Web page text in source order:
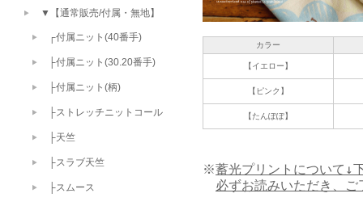
カラー
【イエロー】
【ピンク】
【たんぽぽ】
※蓄光プリントについて↓
必ずお読みいただき、
▼【通常販売/付属・無地】
┌付属ニット(40番手)
├付属ニット(30.20番手)
├付属ニット(柄)
├ストレッチニットコール
├天竺
├スラブ天竺
├スムース